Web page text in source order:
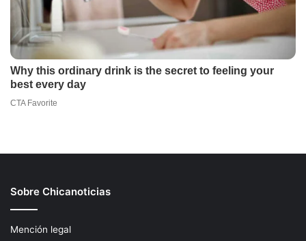
Sobre Chicanoticias
Mención legal